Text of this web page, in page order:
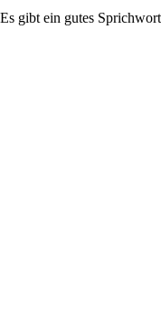
Es gibt ein gutes